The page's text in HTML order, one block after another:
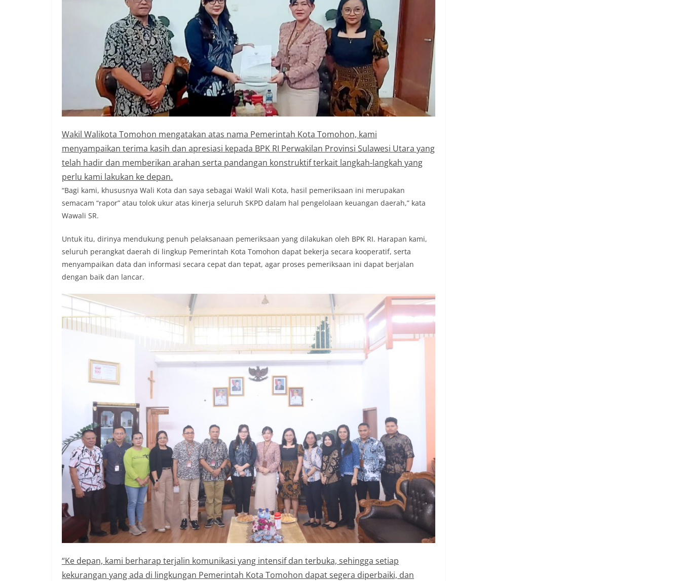
Wakil Walikota Tomohon mengatakan atas nama Pemerintah Kota Tomohon, kami
menyampaikan terima kasih dan apresiasi kepada BPK RI Perwakilan Provinsi Sulawesi Utara yang
telah hadir dan memberikan arahan serta pandangan konstruktif terkait langkah-langkah yang
perlu kami lakukan ke depan.
“Bagi kami, khususnya Wali Kota dan saya sebagai Wakil Wali Kota, hasil pemeriksaan ini merupakan
semacam “rapor” atau tolok ukur atas kinerja seluruh SKPD dalam hal pengelolaan keuangan daerah,” kata
Wawali SR.
Untuk itu, dirinya mendukung penuh pelaksanaan pemeriksaan yang dilakukan oleh BPK RI. Harapan kami,
seluruh perangkat daerah di lingkup Pemerintah Kota Tomohon dapat bekerja secara kooperatif, serta
menyampaikan data dan informasi secara cepat dan tepat, agar proses pemeriksaan ini dapat berjalan
dengan baik dan lancar.
“Ke depan, kami berharap terjalin komunikasi yang intensif dan terbuka, sehingga setiap
kekurangan yang ada di lingkungan Pemerintah Kota Tomohon dapat segera diperbaiki, dan